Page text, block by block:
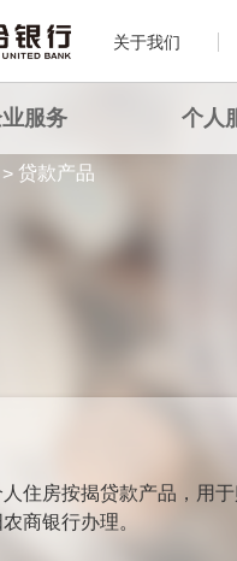
关于我们
服务 个人
> 贷款产品
住房按揭贷款产品，用
商银行办理。